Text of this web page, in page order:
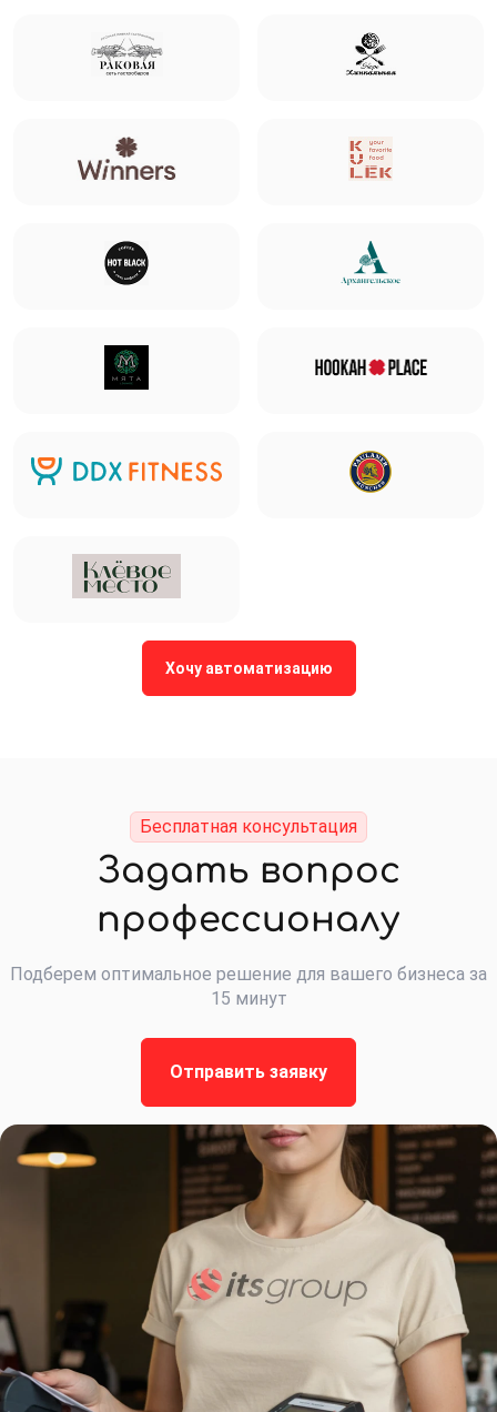
Хочу автоматизацию
Бесплатная консультация
Задать вопрос
профессионалу
Подберем оптимальное решение для вашего бизнеса за
15 минут
Отправить заявку